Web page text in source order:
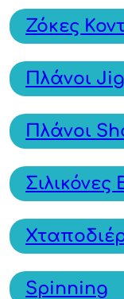
Ζόκες
Πλάνοι
Πλάνοι
Σιλικόνες
Spinning